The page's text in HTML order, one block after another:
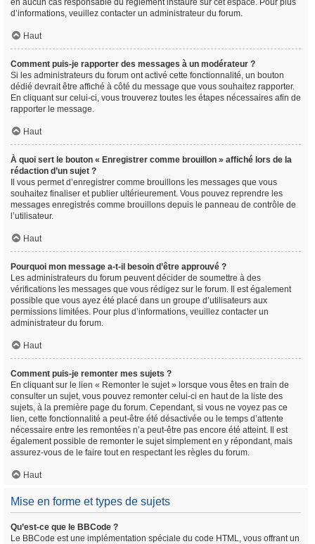
en aucun cas responsable du règlement instauré sur cet espace. Pour plus
d’informations, veuillez contacter un administrateur du forum.
Haut
Comment puis-je rapporter des messages à un modérateur ?
Si les administrateurs du forum ont activé cette fonctionnalité, un bouton
dédié devrait être affiché à côté du message que vous souhaitez rapporter.
En cliquant sur celui-ci, vous trouverez toutes les étapes nécessaires afin de
rapporter le message.
Haut
À quoi sert le bouton « Enregistrer comme brouillon » affiché lors de la
rédaction d’un sujet ?
Il vous permet d’enregistrer comme brouillons les messages que vous
souhaitez finaliser et publier ultérieurement. Vous pouvez reprendre les
messages enregistrés comme brouillons depuis le panneau de contrôle de
l’utilisateur.
Haut
Pourquoi mon message a-t-il besoin d’être approuvé ?
Les administrateurs du forum peuvent décider de soumettre à des
vérifications les messages que vous rédigez sur le forum. Il est également
possible que vous ayez été placé dans un groupe d’utilisateurs aux
permissions limitées. Pour plus d’informations, veuillez contacter un
administrateur du forum.
Haut
Comment puis-je remonter mes sujets ?
En cliquant sur le lien « Remonter le sujet » lorsque vous êtes en train de
consulter un sujet, vous pouvez remonter celui-ci en haut de la liste des
sujets, à la première page du forum. Cependant, si vous ne voyez pas ce
lien, cette fonctionnalité a peut-être été désactivée ou le temps d’attente
nécessaire entre les remontées n’a peut-être pas encore été atteint. Il est
également possible de remonter le sujet simplement en y répondant, mais
assurez-vous de le faire tout en respectant les règles du forum.
Haut
Mise en forme et types de sujets
Qu’est-ce que le BBCode ?
Le BBCode est une implémentation spéciale du code HTML, vous offrant un